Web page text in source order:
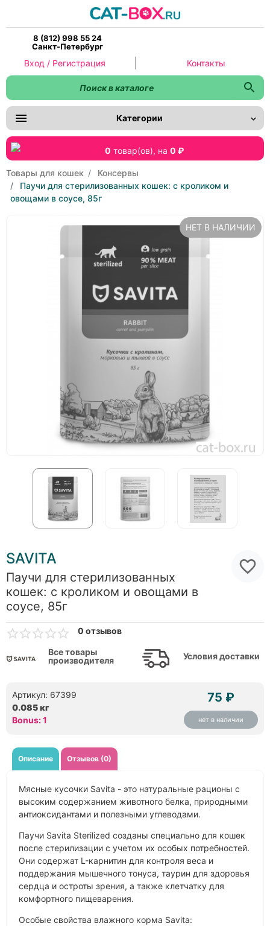
8 (812) 998 55 24
Санкт-Петербург
0 товар(ов), на 0 ₽
Категории
Вход / Регистрация Контакты
Товары для кошек
Консервы
Паучи для стерилизованных кошек: с кроликом и
овощами в соусе, 85г
НЕТ В НАЛИЧИИ
SAVITA
Паучи для стерилизованных
кошек: с кроликом и овощами в
соусе, 85г
0 отзывов
Все товары
производителя
Условия доставки
Артикул: 67399
0.085 кг
Bonus: 1
75 ₽
нет в наличии
Описание Отзывов (0)
Мясные кусочки Savita - это натуральные рационы с
высоким содержанием животного белка, природными
антиоксидантами и полезными углеводами.
Паучи Savita Sterilized созданы специально для кошек
после стерилизации с учетом их особых потребностей.
Они содержат L-карнитин для контроля веса и
поддержания мышечного тонуса, таурин для здоровья
сердца и остроты зрения, а также клетчатку для
комфортного пищеварения.
Особые свойства влажного корма Savita: